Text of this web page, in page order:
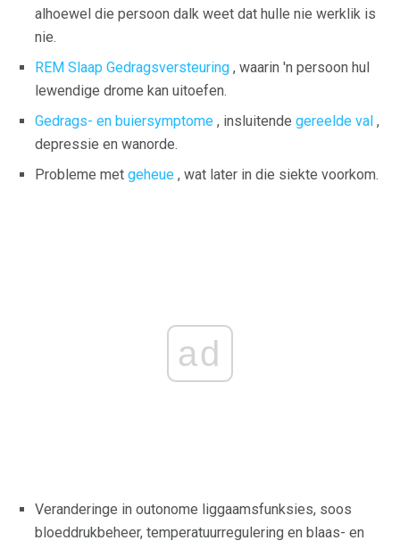
alhoewel die persoon dalk weet dat hulle nie werklik is
nie.
REM Slaap Gedragsversteuring , waarin 'n persoon hul
lewendige drome kan uitoefen.
Gedrags- en buiersymptome , insluitende gereelde val ,
depressie en wanorde.
Probleme met geheue , wat later in die siekte voorkom.
ad
Veranderinge in outonome liggaamsfunksies, soos
bloeddrukbeheer, temperatuurregulering en blaas- en